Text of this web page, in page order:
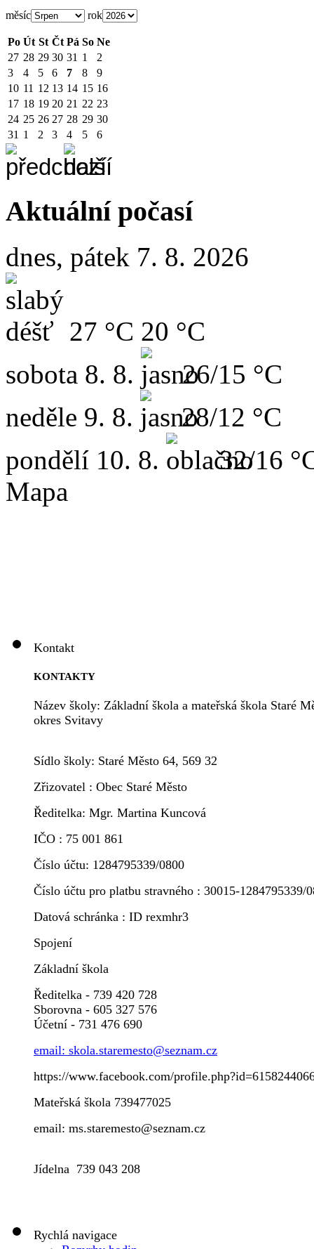
měsíc rok
Po Út St Čt Pá So Ne
27 28 29 30 31 1
2
3
4 5 6 7 8
9
10 11 12 13 14 15 16
17 18 19 20 21 22 23
24 25 26 27 28 29 30
31 1 2 3 4 5 6
Aktuální počasí
dnes, pátek 7. 8. 2026
27 °C 20 °C
sobota 8. 8.
26/15 °C
neděle 9. 8.
28/12 °C
pondělí 10. 8.
32/16
Mapa
Kontakt
KONTAKTY
Název školy: Základní škola a mateřská škola Staré
okres Svitavy
Sídlo školy: Staré Město 64, 569 32
Zřizovatel : Obec Staré Město
Ředitelka: Mgr. Martina Kuncová
IČO : 75 001 861
Číslo účtu: 1284795339/0800
Číslo účtu pro platbu stravného : 30015-1284795339/
Datová schránka : ID rexmhr3
Spojení
Základní škola
Ředitelka - 739 420 728
Sborovna - 605 327 576
Účetní - 731 476 690
email: skola.staremesto@seznam.cz
https://www.facebook.com/
Mateřská škola 739477025
email: ms.staremesto@seznam.cz
Jídelna 739 043 208
Rychlá navigace